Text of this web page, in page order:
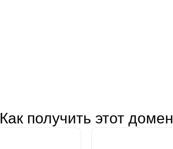
Как получить этот домен